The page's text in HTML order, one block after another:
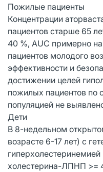
Пожилые пациенты
Концентрации
пациентов старше 65
40 %, AUC примерно
пациентов молодого
эффективности и
достижении целей
пожилых пациентов по
популяцией не
Дети
В 8-недельном
возрасте 6-17 лет) с
холестерина-ЛПНП >=